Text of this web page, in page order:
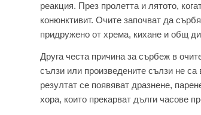
реакция. През пролетта и лятото,
конюнктивит. Очите започват да
придружено от хрема, кихане и общ
Друга честа причина за сърбеж в
сълзи или произведените сълзи не
резултат се появяват дразнене,
хора, които прекарват дълги часове